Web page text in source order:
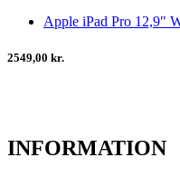
Apple iPad Pro 12,9"
2549,00 kr.
INFORMATION